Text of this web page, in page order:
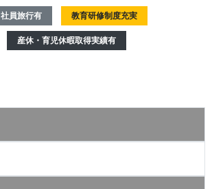
社員旅行有 教育研修制度充実
産休・育児休暇取得実績有